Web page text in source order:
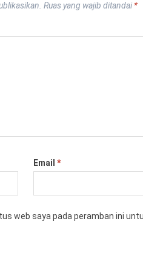
Ruas yang wajib ditandai *
Email *
web saya pada peramban ini